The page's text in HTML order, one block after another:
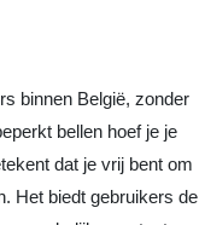
binnen België, zonder
bellen hoef je je
dat je vrij bent om
Het biedt gebruikers de